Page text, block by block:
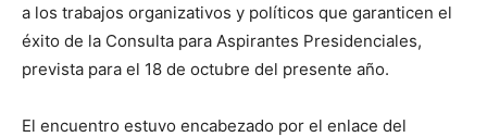
a los trabajos organizativos y políticos que garanticen el
éxito de la Consulta para Aspirantes Presidenciales,
prevista para el 18 de octubre del presente año.
El encuentro estuvo encabezado por el enlace del